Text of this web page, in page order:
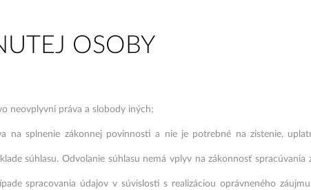
OSOBY
neovplyvní práva a slobody iných;
na splnenie zákonnej povinnosti a nie je potrebné na zistenie,
súhlasu. Odvolanie súhlasu nemá vplyv na zákonnosť spracúvania
spracovania údajov v súvislosti s realizáciou oprávneného